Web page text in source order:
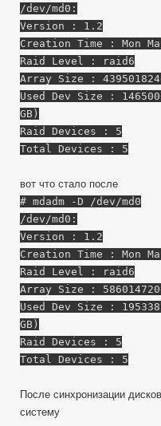
/dev/md0:
Version : 1.2
Creation Time : Mon
Raid Level : raid6
Array Size :
Used Dev Size :
GB)
Raid Devices : 5
Total Devices : 5
вот что стало после
# mdadm -D /dev/md0
/dev/md0:
Version : 1.2
Creation Time : Mon
Raid Level : raid6
Array Size :
Used Dev Size :
GB)
Raid Devices : 5
Total Devices : 5
После синхронизации
систему